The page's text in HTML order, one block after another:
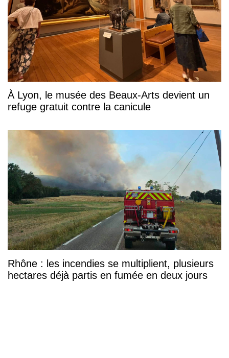
À Lyon, le musée des Beaux-Arts devient un
refuge gratuit contre la canicule
Rhône : les incendies se multiplient, plusieurs
hectares déjà partis en fumée en deux jours